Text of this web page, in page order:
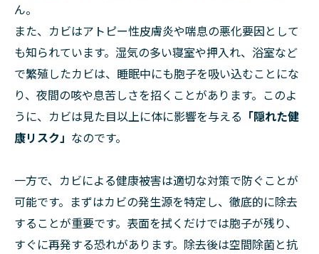
ん。
また、カビはアトピー性皮膚炎や喘息の悪化要因として
も知られています。湿気の多い寝室や押入れ、浴室など
で繁殖したカビは、睡眠中にも胞子を吸い込むことにな
り、夜間の咳や息苦しさを招くことがあります。このよ
うに、カビは見た目以上に体に影響を与える 「隠れた健
康リスク」 なのです。
一方で、カビによる健康被害は適切な対策で防ぐことが
可能です。まずはカビの発生源を特定し、徹底的に除去
することが重要です。表面を拭くだけでは胞子が残り、
すぐに再発する恐れがあります。除去後は空間除菌と抗